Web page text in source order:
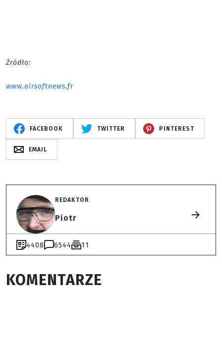
Źródło:
www.airsoftnews.fr
FACEBOOK TWITTER PINTEREST
EMAIL
REDAKTOR
Piotr
4408 6544 11
KOMENTARZE